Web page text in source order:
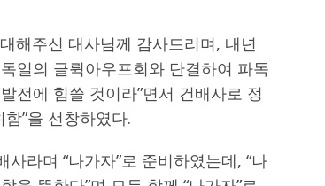
해주신 대사님께 감사드리며, 내년
일의 글뤽아우프회와 단결하여 파독
전에 힘쓸 것이라”면서 건배사로 정
”을 선창하였다.
라며 “나가자”로 준비하였는데, “나